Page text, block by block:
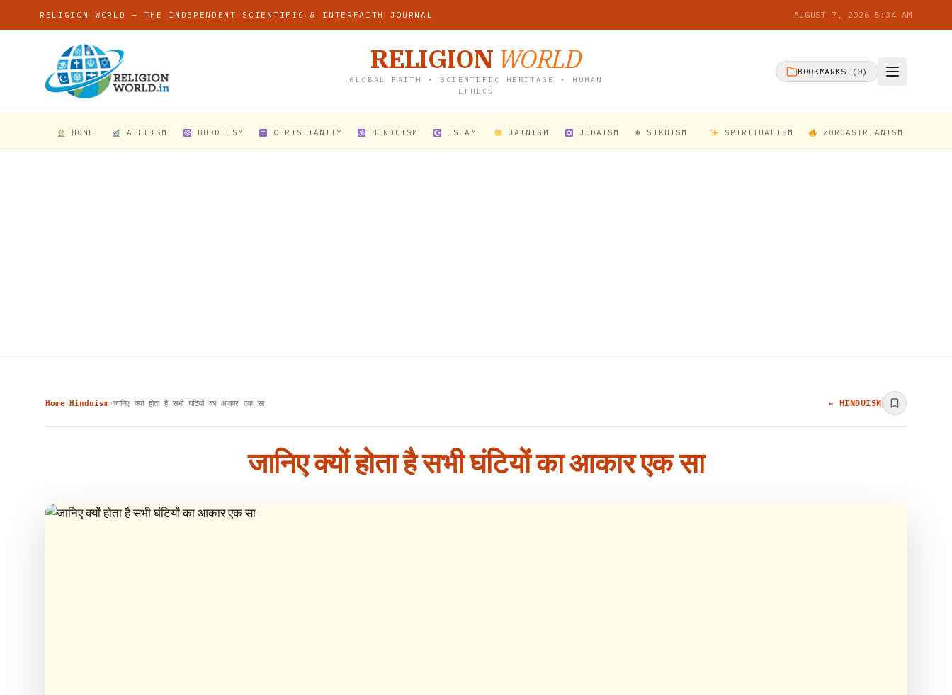
RELIGION WORLD — THE INDEPENDENT SCIENTIFIC & INTERFAITH JOURNAL AUGUST 7, 2026 5:34 AM
RELIGION WORLD
GLOBAL FAITH • SCIENTIFIC HERITAGE • HUMAN
ETHICS
BOOKMARKS ( 0)
HOME ATHEISM BUDDHISM CHRISTIANITY HINDUISM ISLAM JAINISM JUDAISM ☬ SIKHISM SPIRITUALISM ZOROASTRIANISM
Home›Hinduism›जानिए क्यों होता है सभी घंटियों का आकार एक सा ← HINDUISM
जानिए क्यों होता है सभी घंटियों का आकार एक सा